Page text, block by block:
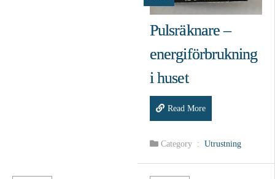
Pulsräknare –
energiförbrukning
i huset
Read More
Category : Utrustning